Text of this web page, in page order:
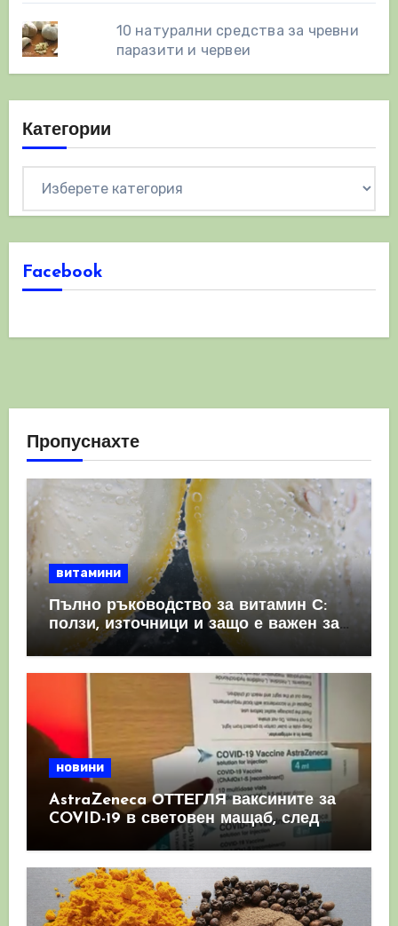
10 натурални средства за чревни
паразити и червеи
Категории
Facebook
Пропуснахте
витамини
Пълно ръководство за витамин С:
ползи, източници и защо е важен за
имунната система
новини
AstraZeneca ОТТЕГЛЯ ваксините за
COVID-19 в световен мащаб, след
като призна, че те причиняват
КРЪВНИ съсиреци